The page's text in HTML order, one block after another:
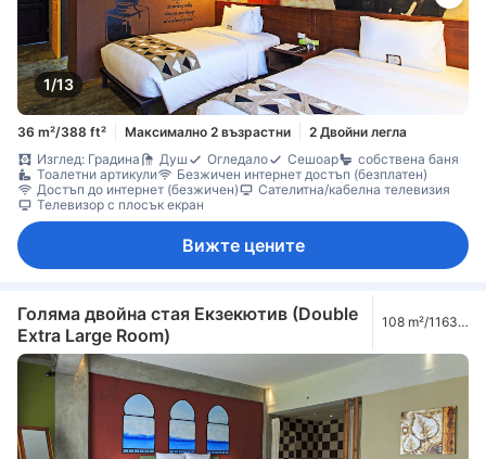
1/13
36 m²/388 ft² Максимално 2 възрастни
2 Двойни легла
Изглед: Градина
Душ Огледало Сешоар
собствена баня
Тоалетни артикули
Безжичен интернет достъп (безплатен)
Достъп до интернет (безжичен)
Сателитна/кабелна телевизия
Телевизор с плосък екран
Вижте цените
Голяма двойна стая Екзекютив (Double
Extra Large Room)
108 m²/1163